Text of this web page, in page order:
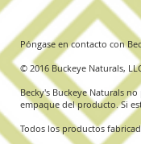
Póngase en contacto con
© 2016 Buckeye Naturals,
Becky's Buckeye Naturals
empaque del producto. Si
Todos los productos